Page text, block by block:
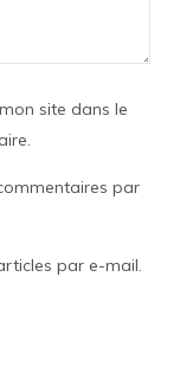
site dans le
par
par e-mail.